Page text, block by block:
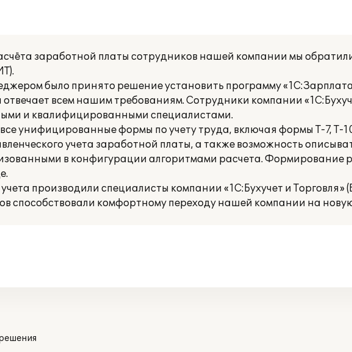
заработной платы сотрудников нашей компании мы
было принято решение установить программу
всем нашим требованиям. Сотрудники компании
и квалифицированными специалистами.
унифицированные формы по учету труда, включая формы Т-7, Т-
учета заработной платы, а также возможность
в конфигурации алгоритмами расчета. Формирование
производили специалисты компании «1С:Бухучет и Торговля»
способствовали комфортному переходу нашей компании на